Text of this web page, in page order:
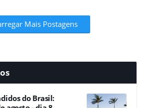
Mais Postagens
do Brasil: